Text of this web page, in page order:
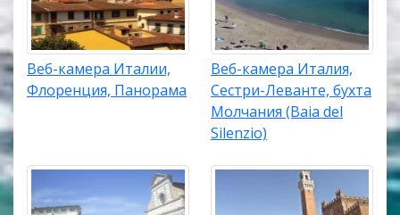
Веб-камера Италии,
Флоренция, Панорама
Веб-камера Италия,
Сестри-Леванте, бухта
Молчания (Baia del
Silenzio)